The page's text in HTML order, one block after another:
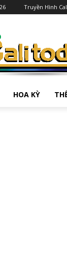
Truyền Hình
HOA KỲ